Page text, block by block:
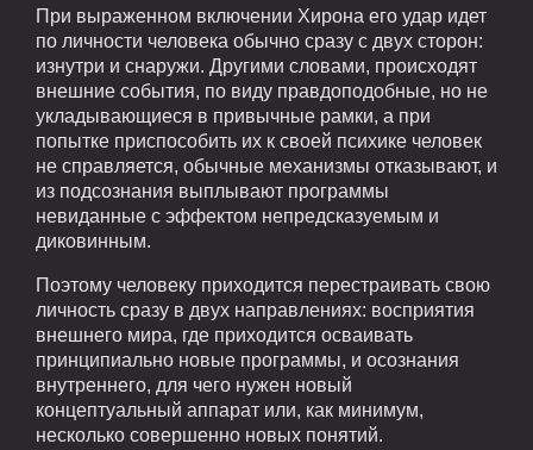
При выраженном включении Хирона его удар идет
по личности человека обычно сразу с двух сторон:
изнутри и снаружи. Другими словами, происходят
внешние события, по виду правдоподобные, но не
укладывающиеся в привычные рамки, а при
попытке приспособить их к своей психике человек
не справляется, обычные механизмы отказывают, и
из подсознания выплывают программы
невиданные с эффектом непредсказуемым и
диковинным.
Поэтому человеку приходится перестраивать свою
личность сразу в двух направлениях: восприятия
внешнего мира, где приходится осваивать
принципиально новые программы, и осознания
внутреннего, для чего нужен новый
концептуальный аппарат или, как минимум,
несколько совершенно новых понятий.